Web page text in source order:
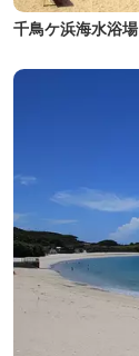
千鳥ケ浜海水浴場